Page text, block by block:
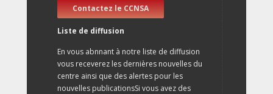
Contactez le CCNSA
Liste de diffusion
En vous abnnant à notre liste de diffusion
vous receverez les dernières nouvelles du
centre ainsi que des alertes pour les
nouvelles publicationsSi vous avez des